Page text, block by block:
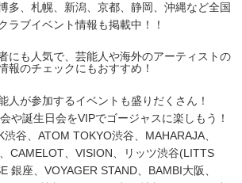
多、札幌、新潟、京都、静岡、沖縄など全国
ラブイベント情報も掲載中！！
にも人気で、芸能人や海外のアーティストの
報のチェックにもおすすめ！
人が参加するイベントも盛りだくさん！
や誕生日会をVIPでゴージャスに楽しもう！
谷、ATOM TOKYO渋谷、MAHARAJA、
CAMELOT、VISION、リッツ渋谷(LITTS
銀座、VOYAGER STAND、BAMBI大阪、